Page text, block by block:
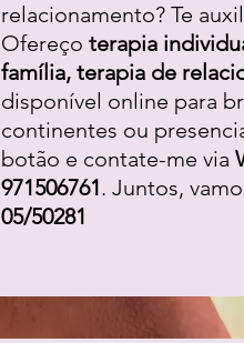
relacionamento? Te
Ofereço terapia
família, terapia de
disponível online para
continentes ou
botão e contate-me via
971506761. Juntos,
05/50281